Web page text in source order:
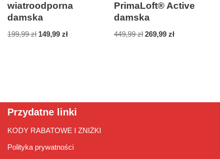
wiatroodporna
damska
199,99zł 149,99 zł
PrimaLoft® Active
damska
449,99zł 269,99zł
Przydatne linki
KODY RABATOWE I ZNIŻKI
Polityka prywatności